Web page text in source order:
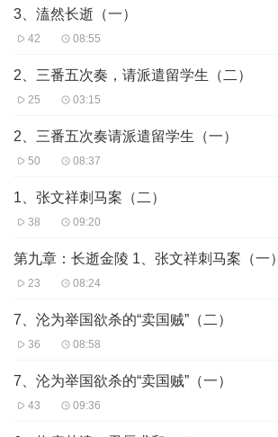
3、溘然长逝（一）
42 08:55
2、三番五次奏，请派遣留学生（二）
25 03:15
2、三番五次奏请派遣留学生（一）
50 08:37
1、张文祥刺马案（二）
38 09:20
第九章：长逝金陵 1、张文祥刺马案（一）
23 08:24
7、沦为举国欲杀的“卖国贼”（二）
36 08:58
7、沦为举国欲杀的“卖国贼”（一）
43 09:36